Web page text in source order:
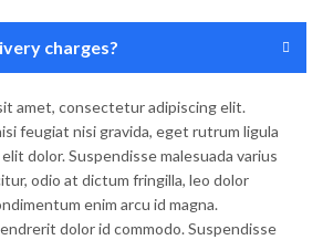
charges?
amet, consectetur adipiscing elit.
feugiat nisi gravida, eget rutrum ligula
dolor. Suspendisse malesuada varius
odio at dictum fringilla, leo dolor
enim arcu id magna.
dolor id commodo. Suspendisse